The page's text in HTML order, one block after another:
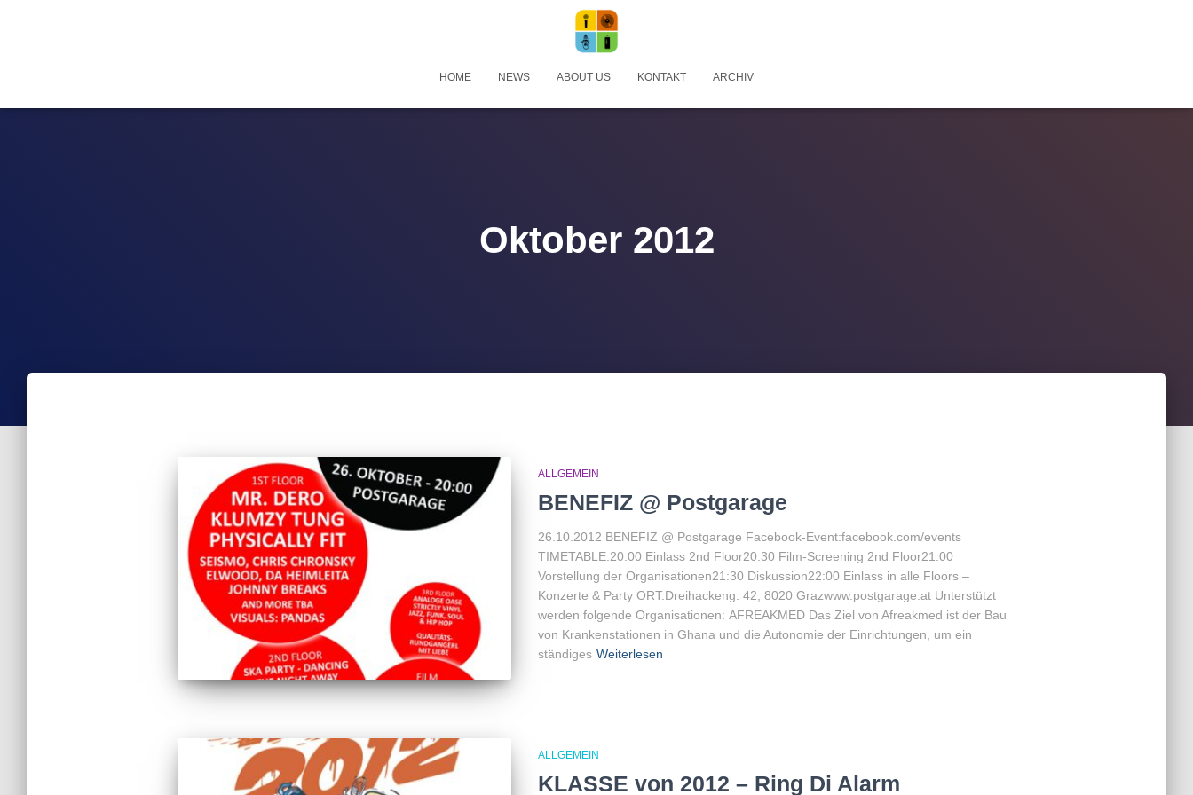
HOME NEWS ABOUT US KONTAKT ARCHIV
Oktober 2012
ALLGEMEIN
BENEFIZ @ Postgarage
26.10.2012 BENEFIZ @ Postgarage Facebook-Event:facebook.com/events
TIMETABLE:20:00 Einlass 2nd Floor20:30 Film-Screening 2nd Floor21:00
Vorstellung der Organisationen21:30 Diskussion22:00 Einlass in alle Floors –
Konzerte & Party ORT:Dreihackeng. 42, 8020 Grazwww.postgarage.at Unterstützt
werden folgende Organisationen: AFREAKMED Das Ziel von Afreakmed ist der Bau
von Krankenstationen in Ghana und die Autonomie der Einrichtungen, um ein
ständiges Weiterlesen
ALLGEMEIN
KLASSE von 2012 – Ring Di Alarm